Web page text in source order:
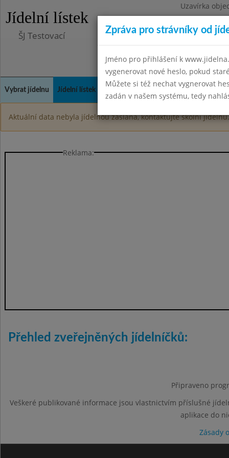
Jídelní lístek
Uzavírka
ŠJ Testovací
Vybrat jídelnu Jídelní lístek Kontakty a informace
Aktuální data nebyla jídelnou zaslána, kontaktujte školní jídelnu.
Reklama:
Přehled zveřejněných jídelníčků:
Připraveno
Veškeré publikované informace jsou vlastnictvím příslušné
aplikace do
Zásady
Zpráva pro strávníky od
Jméno pro přihlášení k
vygenerovat nové heslo, pokud
Můžete si též nechat vygnerovat
zadán v našem systému, tedy